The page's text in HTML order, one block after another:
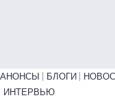
Primary links bottom
АНОНСЫ БЛОГИ
ИНТЕРВЬЮ